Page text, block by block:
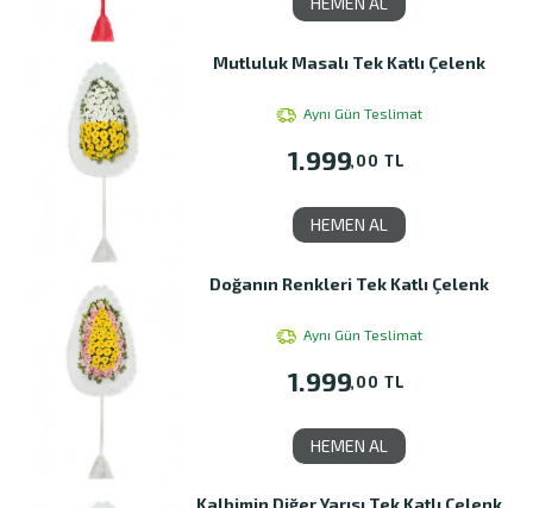
Mutluluk Masalı Tek Katlı Çelenk
Aynı Gün Teslimat
1.999,00 TL
HEMEN AL
Doğanın Renkleri Tek Katlı Çelenk
Aynı Gün Teslimat
1.999,00 TL
HEMEN AL